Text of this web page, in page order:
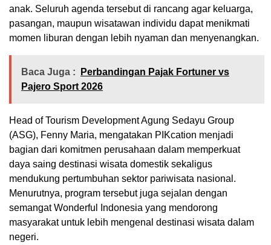
anak. Seluruh agenda tersebut di rancang agar keluarga,
pasangan, maupun wisatawan individu dapat menikmati
momen liburan dengan lebih nyaman dan menyenangkan.
Baca Juga :
Perbandingan Pajak Fortuner vs
Pajero Sport 2026
Head of Tourism Development Agung Sedayu Group
(ASG), Fenny Maria, mengatakan PIKcation menjadi
bagian dari komitmen perusahaan dalam memperkuat
daya saing destinasi wisata domestik sekaligus
mendukung pertumbuhan sektor pariwisata nasional.
Menurutnya, program tersebut juga sejalan dengan
semangat Wonderful Indonesia yang mendorong
masyarakat untuk lebih mengenal destinasi wisata dalam
negeri.